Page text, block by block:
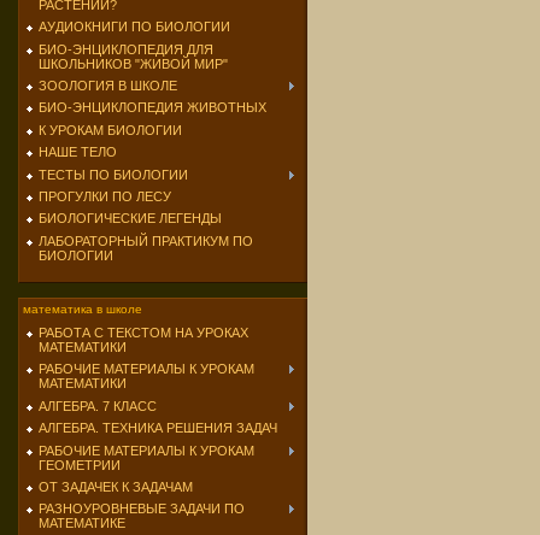
РАСТЕНИЙ?
АУДИОКНИГИ ПО БИОЛОГИИ
БИО-ЭНЦИКЛОПЕДИЯ ДЛЯ
ШКОЛЬНИКОВ "ЖИВОЙ МИР"
ЗООЛОГИЯ В ШКОЛЕ
БИО-ЭНЦИКЛОПЕДИЯ ЖИВОТНЫХ
К УРОКАМ БИОЛОГИИ
НАШЕ ТЕЛО
ТЕСТЫ ПО БИОЛОГИИ
ПРОГУЛКИ ПО ЛЕСУ
БИОЛОГИЧЕСКИЕ ЛЕГЕНДЫ
ЛАБОРАТОРНЫЙ ПРАКТИКУМ ПО
БИОЛОГИИ
математика в школе
РАБОТА С ТЕКСТОМ НА УРОКАХ
МАТЕМАТИКИ
РАБОЧИЕ МАТЕРИАЛЫ К УРОКАМ
МАТЕМАТИКИ
АЛГЕБРА. 7 КЛАСС
АЛГЕБРА. ТЕХНИКА РЕШЕНИЯ ЗАДАЧ
РАБОЧИЕ МАТЕРИАЛЫ К УРОКАМ
ГЕОМЕТРИИ
ОТ ЗАДАЧЕК К ЗАДАЧАМ
РАЗНОУРОВНЕВЫЕ ЗАДАЧИ ПО
МАТЕМАТИКЕ